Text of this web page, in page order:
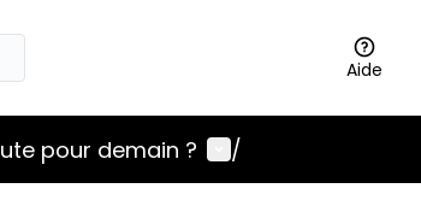
Aide
pour demain ? Menu utilisateur
/